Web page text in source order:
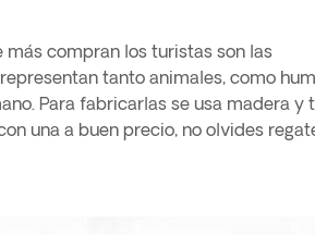
más compran los turistas son las
tanto animales, como
Para fabricarlas se usa madera y
una a buen precio, no olvides